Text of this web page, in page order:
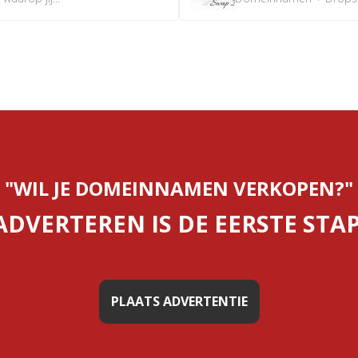
"WIL JE DOMEINNAMEN VERKOPEN?"
IS DE EERSTE
PLAATS ADVERTENTIE